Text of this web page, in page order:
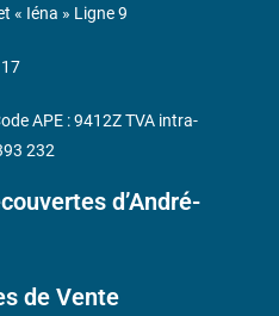
d’André-
de Vente
« Iéna » Ligne 9
APE : 9412Z TVA intra-
232